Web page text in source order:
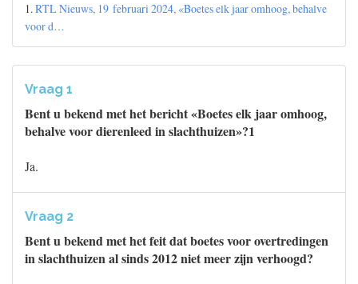
1.RTL Nieuws, 19 februari 2024, «Boetes elk jaar omhoog, behalve
voor d…
Vraag 1
Bent u bekend met het bericht «Boetes elk jaar omhoog,
behalve voor dierenleed in slachthuizen»?1
Ja.
Vraag 2
Bent u bekend met het feit dat boetes voor overtredingen
in slachthuizen al sinds 2012 niet meer zijn verhoogd?